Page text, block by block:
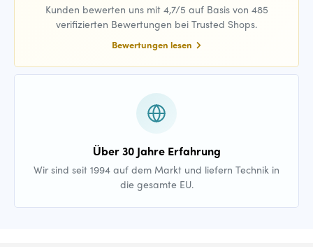
Kunden bewerten uns mit 4,7/5 auf Basis von 485
verifizierten Bewertungen bei Trusted Shops.
Bewertungen lesen
Über 30 Jahre Erfahrung
Wir sind seit 1994 auf dem Markt und liefern Technik in
die gesamte EU.